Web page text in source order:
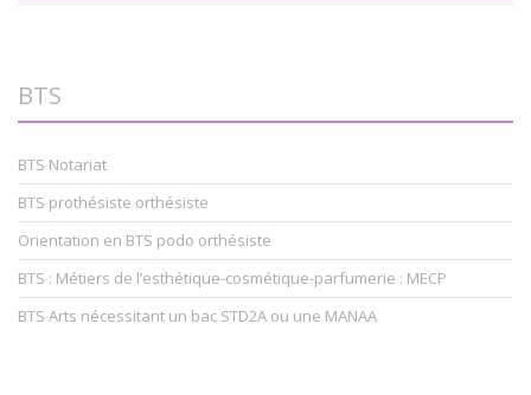
BTS
BTS Notariat
BTS prothésiste orthésiste
Orientation en BTS podo orthésiste
BTS : Métiers de l’esthétique-cosmétique-parfumerie : MECP
BTS Arts nécessitant un bac STD2A ou une MANAA